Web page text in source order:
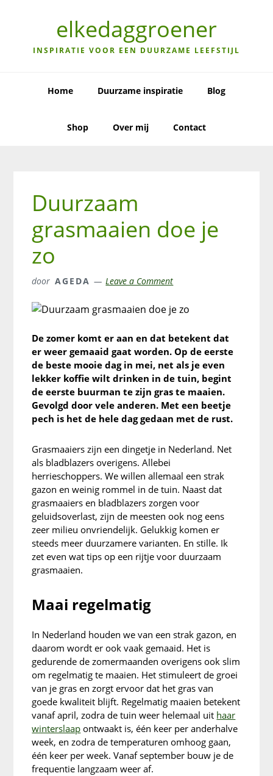
navigation
elkedaggroener
INSPIRATIE VOOR EEN DUURZAME LEEFSTIJL
Home Duurzame inspiratie Blog
Shop Over mij Contact
Duurzaam
grasmaaien doe je
zo
door AGEDA Leave a Comment
De zomer komt er aan en dat betekent dat
er weer gemaaid gaat worden. Op de eerste
de beste mooie dag in mei, net als je even
lekker koffie wilt drinken in de tuin, begint
de eerste buurman te zijn gras te maaien.
Gevolgd door vele anderen. Met een beetje
pech is het de hele dag gedaan met de rust.
Grasmaaiers zijn een dingetje in Nederland. Net
als bladblazers overigens. Allebei
herrieschoppers. We willen allemaal een strak
gazon en weinig rommel in de tuin. Naast dat
grasmaaiers en bladblazers zorgen voor
geluidsoverlast, zijn de meesten ook nog eens
zeer milieu onvriendelijk. Gelukkig komen er
steeds meer duurzamere varianten. En stille. Ik
zet even wat tips op een rijtje voor duurzaam
grasmaaien.
Maai regelmatig
In Nederland houden we van een strak gazon, en
daarom wordt er ook vaak gemaaid. Het is
gedurende de zomermaanden overigens ook slim
om regelmatig te maaien. Het stimuleert de groei
van je gras en zorgt ervoor dat het gras van
goede kwaliteit blijft. Regelmatig maaien betekent
vanaf april, zodra de tuin weer helemaal uit haar
winterslaap ontwaakt is, één keer per anderhalve
week, en zodra de temperaturen omhoog gaan,
één keer per week. Vanaf september bouw je de
frequentie langzaam weer af.